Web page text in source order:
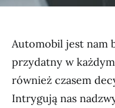
Automobil jest nam
przydatny w
również czasem
Intrygują nas